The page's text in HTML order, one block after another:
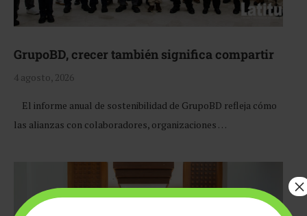
GrupoBD, crecer también significa compartir
4 agosto, 2026
El informe anual de sostenibilidad de GrupoBD refleja cómo
las alianzas con colaboradores, organizaciones …
×